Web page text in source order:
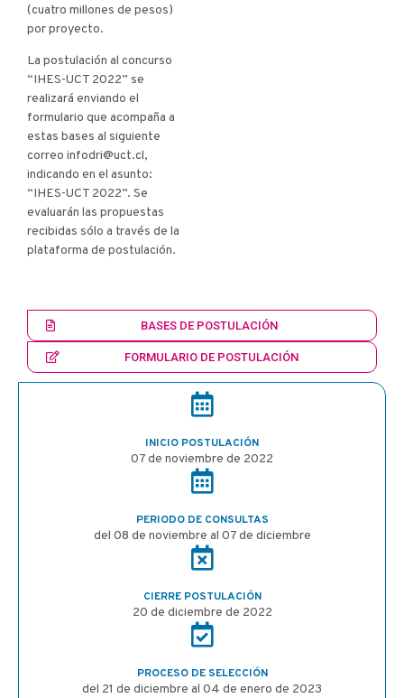
(cuatro millones de pesos)
por proyecto.
La postulación al concurso
“IHES-UCT 2022” se
realizará enviando el
formulario que acompaña a
estas bases al siguiente
correo infodri@uct.cl,
indicando en el asunto:
“IHES-UCT 2022”. Se
evaluarán las propuestas
recibidas sólo a través de la
plataforma de postulación.
BASES DE POSTULACIÓN
FORMULARIO DE POSTULACIÓN
INICIO POSTULACIÓN
07 de noviembre de 2022
PERIODO DE CONSULTAS
del 08 de noviembre al 07 de diciembre
CIERRE POSTULACIÓN
20 de diciembre de 2022
PROCESO DE SELECCIÓN
del 21 de diciembre al 04 de enero de 2023